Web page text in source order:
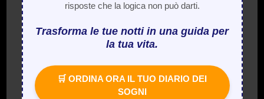
risposte che la logica non può darti.
Trasforma le tue notti in una guida per
la tua vita.
🛒 ORDINA ORA IL TUO DIARIO DEI
SOGNI